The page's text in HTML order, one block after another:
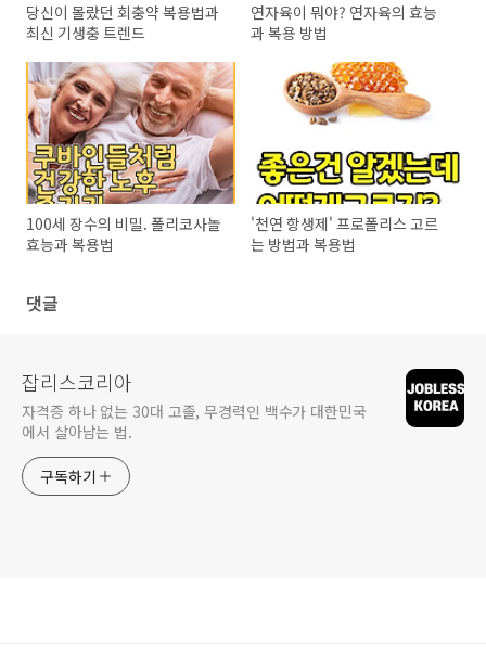
당신이 몰랐던 회충약 복용법과
최신 기생충 트렌드
연자육이 뭐야? 연자육의 효능
과 복용 방법
100세 장수의 비밀. 폴리코사놀
효능과 복용법
'천연 항생제' 프로폴리스 고르
는 방법과 복용법
댓글
잡리스코리아
자격증 하나 없는 30대 고졸, 무경력인 백수가 대한민국
에서 살아남는 법.
구독하기